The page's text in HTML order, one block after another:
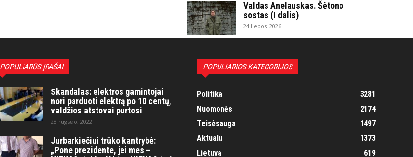
Valdas Anelauskas. Šėtono
sostas (I dalis)
24 liepos, 2026
POPULIARŪS ĮRAŠAI
Skandalas: elektros gamintojai
nori parduoti elektrą po 10 centų,
valdžios atstovai purtosi
28 rugsėjo, 2022
Jurbarkiečiui trūko kantrybė:
„Pone prezidente, jei mes –
POPULIARIOS KATEGORIJOS
Politika
3281
Nuomonės
2174
Teisėsauga
1497
Aktualu
1373
Lietuva
619